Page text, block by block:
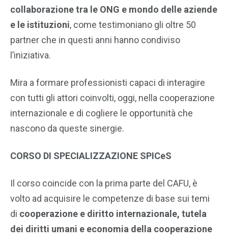
collaborazione tra le ONG e mondo delle aziende
e le istituzioni, come testimoniano gli oltre 50
partner che in questi anni hanno condiviso
l’iniziativa.
Mira a formare professionisti capaci di interagire
con tutti gli attori coinvolti, oggi, nella cooperazione
internazionale e di cogliere le opportunità che
nascono da queste sinergie.
CORSO DI SPECIALIZZAZIONE SPICeS
Il corso coincide con la prima parte del CAFU, è
volto ad acquisire le competenze di base sui temi
di cooperazione e diritto internazionale, tutela
dei diritti umani e economia della cooperazione